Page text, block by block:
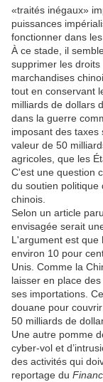
«traités inégaux»
puissances
fonctionner dans
À ce stade, il
supprimer les
marchandises
tout en conservant
milliards de dollars
dans la guerre
imposant des taxes
valeur de 50
agricoles, que les
C'est une question
du soutien politique
chinois.
Selon un article
envisagée serait
L'argument est que
environ 10 pour
Unis. Comme la
laisser en place
ses importations.
douane pour
50 milliards de
Une autre pomme
cyber-vol et
des activités qui
reportage du